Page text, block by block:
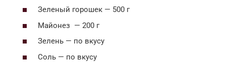
Зеленый горошек — 500 г
Майонез — 200 г
Зелень — по вкусу
Соль — по вкусу